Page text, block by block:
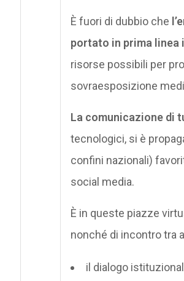
È fuori di dubbio che
portato in prima linea
risorse possibili per
sovraesposizione
La comunicazione di
tecnologici, si è
confini nazionali)
social media.
È in queste piazze
nonché di incontro tra
il dialogo